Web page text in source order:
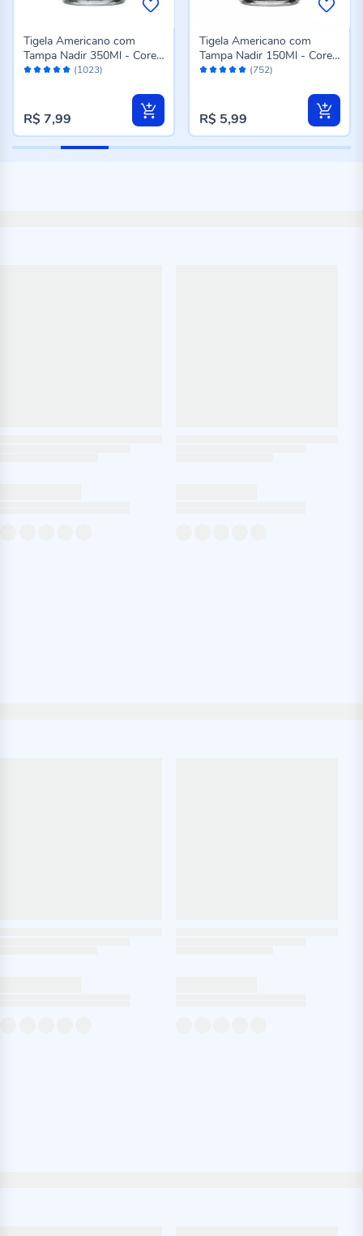
Avaliação: (1023)
Tigela Americano com
Tampa Nadir 350Ml - Cores
Sortidas
R$ 7,99
Avaliação: (752)
Tigela Americano com
Tampa Nadir 150Ml - Cores
Sortidas
R$ 5,99